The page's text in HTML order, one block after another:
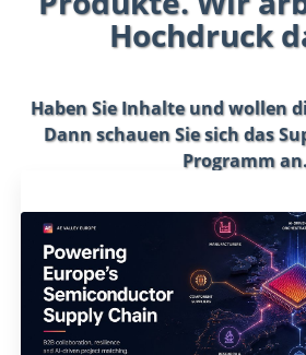
Hochdruck
Haben Sie Inhalte und wollen
Dann schauen Sie sich das
Programm